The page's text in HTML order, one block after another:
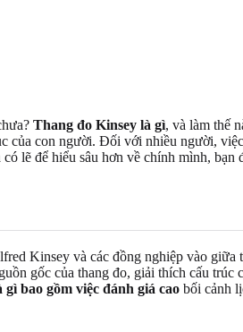
Thang đo Kinsey là gì, và làm thế
của con người. Đối với nhiều người,
lẽ để hiểu sâu hơn về chính mình,
Kinsey và các đồng nghiệp vào giữa
gốc của thang đo, giải thích cấu trúc
gì bao gồm việc đánh giá cao bối cảnh